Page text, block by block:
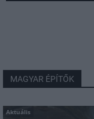
MAGYAR ÉPÍTŐK
Aktuális